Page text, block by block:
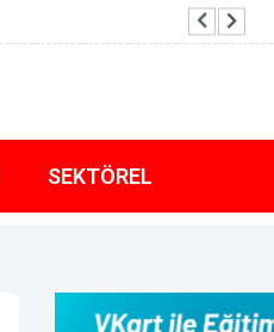
SEKTÖREL